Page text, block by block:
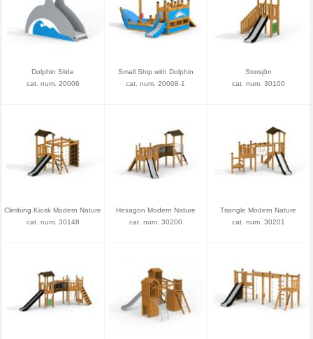
Dolphin Slide
cat. num. 20006
Small Ship with Dolphin
cat. num. 20008-1
Storsjön
cat. num. 30100
Climbing Kiosk Modern Nature
cat. num. 30148
Hexagon Modern Nature
cat. num. 30200
Triangle Modern Nature
cat. num. 30201